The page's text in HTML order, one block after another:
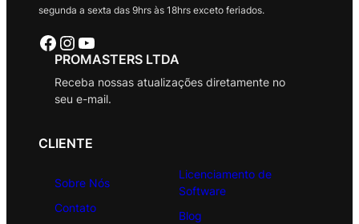
segunda a sexta das 9hrs às 18hrs exceto feriados.
Facebook Instagram Youtube
PROMASTERS LTDA
Receba nossas atualizações diretamente no
seu e-mail.
CLIENTE
Sobre Nós
Contato
Licenciamento de
Software
Blog